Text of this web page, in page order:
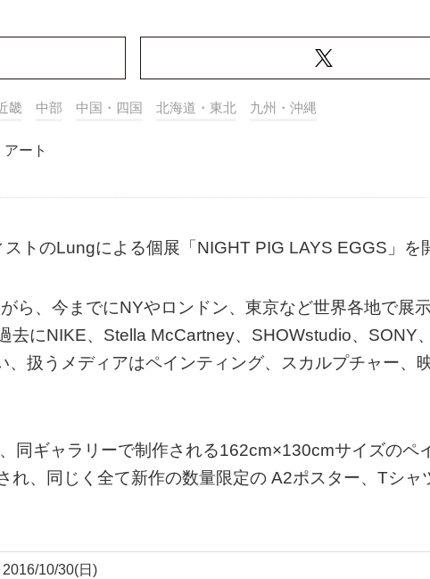
畿 中部 中国・四国 北海道・東北 九州・沖縄
アート
トのLungによる個展「NIGHT PIG LAYS EGGS」を
ら、今までにNYやロンドン、東京など世界各地で展
去にNIKE、Stella McCartney、SHOWstudio、SONY
、扱うメディアはペインティング、スカルプチャー、
同ギャラリーで制作される162cm×130cmサイズのペ
れ、同じく全て新作の数量限定の A2ポスター、Tシャ
10/30(日)